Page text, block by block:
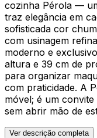
cozinha Pérola —
traz elegância em
sofisticada cor
com usinagem
moderno e
altura e 39 cm de
para organizar
com praticidade. A
móvel; é um
sem abrir mão de
Ver descrição completa